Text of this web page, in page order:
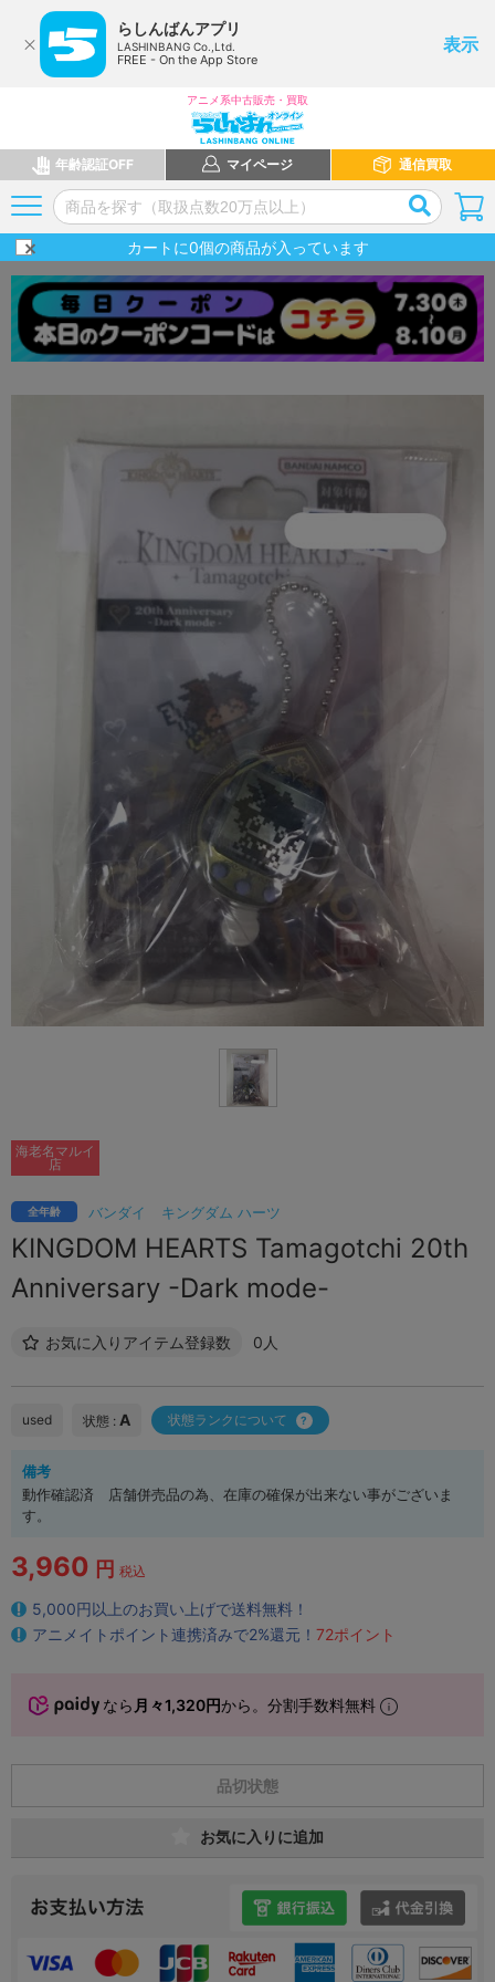
らしんばんアプリ
LASHINBANG Co.,Ltd.
FREE - On the App Store
表示
アニメ系中古販売・買取
年齢認証OFF マイページ 通信買取
カートに0個の商品が入っています
バンダイ キングダム ハーツ
全年齢
KINGDOM HEARTS Tamagotchi 20th
Anniversary -Dark mode-
お気に入りアイテム登録数 0人
海老名マルイ
店
used 状態 : A 状態ランクについて
備考
動作確認済 店舗併売品の為、在庫の確保が出来ない事がございま
す。
3,960 円 税込
5,000円以上のお買い上げで送料無料！
アニメイトポイント連携済みで2%還元！ 72ポイント
なら 月々1,320円から。分割手数料無料
品切状態
お気に入りに追加